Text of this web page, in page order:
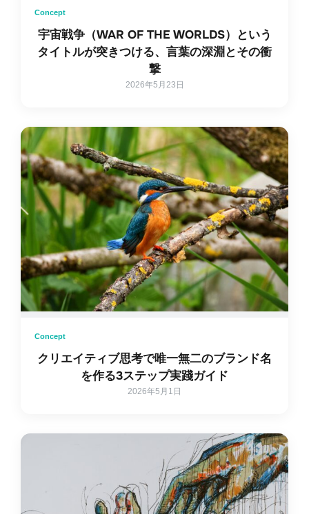
Concept
宇宙戦争（WAR OF THE WORLDS）という
タイトルが突きつける、言葉の深淵とその衝
撃
2026年5月23日
Concept
クリエイティブ思考で唯一無二のブランド名
を作る3ステップ実踐ガイド
2026年5月1日